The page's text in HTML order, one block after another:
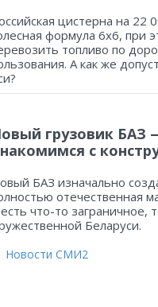
цистерна на 22
формула 6х6, при
топливо по
А как же
грузовик БАЗ
с
БАЗ изначально
отечественная
что-то заграничное,
Беларуси.
Новости СМИ2